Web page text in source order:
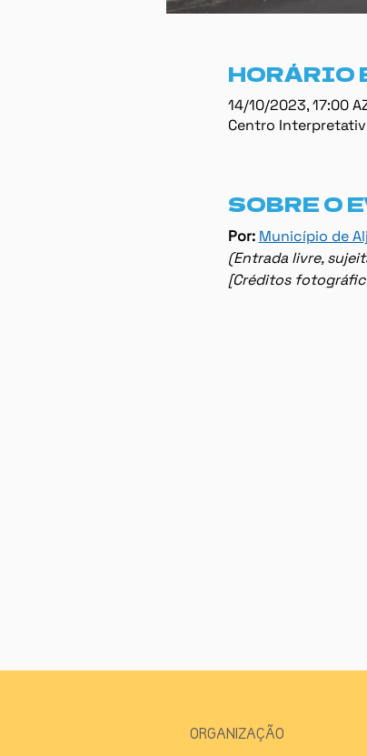
HORÁRIO
14/10/2023, 17:00
Centro
SOBRE O
Por: Município de
(Entrada livre,
[Créditos
ORGANIZAÇÃO